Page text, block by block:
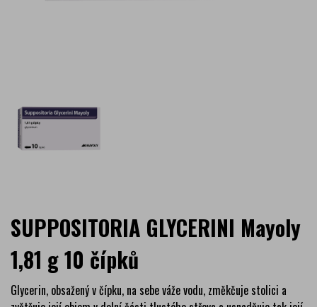
SUPPOSITORIA GLYCERINI Mayoly
1,81 g 10 čípků
Glycerin, obsažený v čípku, na sebe váže vodu, změkčuje stolici a